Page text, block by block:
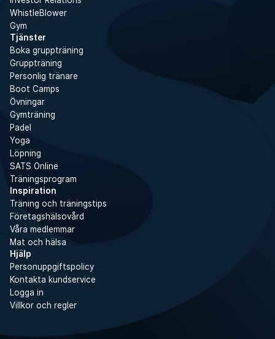
WhistleBlower
Gym
Tjänster
Boka gruppträning
Gruppträning
Personlig tränare
Boot Camps
Övningar
Gymträning
Padel
Yoga
Löpning
SATS Online
Träningsprogram
Inspiration
Träning och träningstips
Företagshälsovård
Våra medlemmar
Mat och hälsa
Hjälp
Personuppgiftspolicy
Kontakta kundservice
Logga in
Villkor och regler